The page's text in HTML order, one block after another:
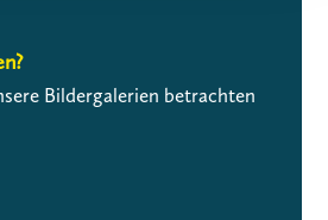
Bildergalerien betrachten